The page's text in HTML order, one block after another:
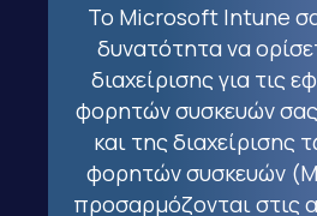
Το Microsoft Intune
δυνατότητα να
διαχείρισης για τις
φορητών συσκευών
και της διαχείρισης
φορητών συσκευών
προσαρμόζονται στις